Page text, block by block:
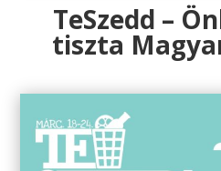
TeSzedd –
tiszta